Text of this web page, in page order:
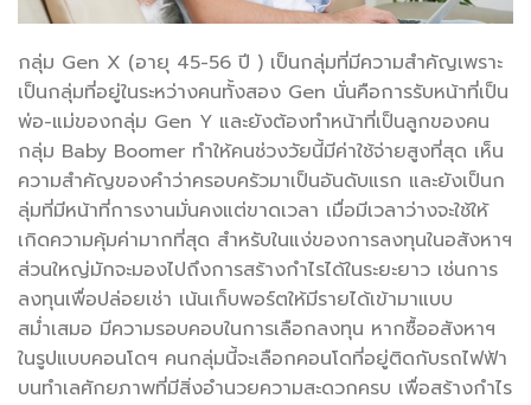
กลุ่ม Gen X (อายุ 45-56 ปี ) เป็นกลุ่มที่มีความสำคัญเพราะ
เป็นกลุ่มที่อยู่ในระหว่างคนทั้งสอง Gen นั่นคือการรับหน้าที่เป็น
พ่อ-แม่ของกลุ่ม Gen Y และยังต้องทำหน้าที่เป็นลูกของคน
กลุ่ม Baby Boomer ทำให้คนช่วงวัยนี้มีค่าใช้จ่ายสูงที่สุด เห็น
ความสำคัญของคำว่าครอบครัวมาเป็นอันดับแรก และยังเป็นก
ลุ่มที่มีหน้าที่การงานมั่นคงแต่ขาดเวลา เมื่อมีเวลาว่างจะใช้ให้
เกิดความคุ้มค่ามากที่สุด สำหรับในแง่ของการลงทุนในอสังหาฯ
ส่วนใหญ่มักจะมองไปถึงการสร้างกำไรได้ในระยะยาว เช่นการ
ลงทุนเพื่อปล่อยเช่า เน้นเก็บพอร์ตให้มีรายได้เข้ามาแบบ
สม่ำเสมอ มีความรอบคอบในการเลือกลงทุน หากซื้ออสังหาฯ
ในรูปแบบคอนโดฯ คนกลุ่มนี้จะเลือกคอนโดที่อยู่ติดกับรถไฟฟ้า
บนทำเลศักยภาพที่มีสิ่งอำนวยความสะดวกครบ เพื่อสร้างกำไร